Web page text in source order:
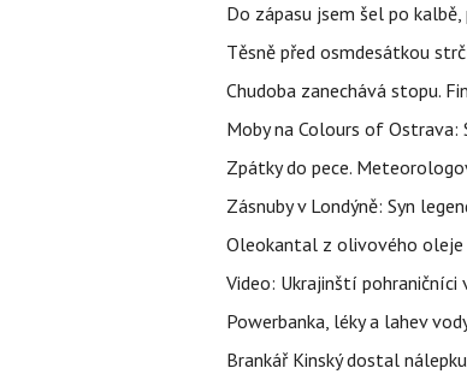
Do zápasu jsem šel po
Těsně před osmdesátkou
Chudoba zanechává stopu.
Moby na Colours of
Zpátky do pece.
Zásnuby v Londýně: Syn
Oleokantal z olivového
Video: Ukrajinští pohraničníci
Powerbanka, léky a lahev
Brankář Kinský dostal